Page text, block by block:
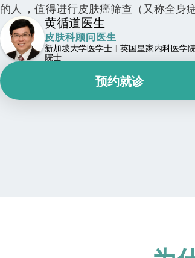
的人 ，值得进行皮肤癌筛查（又称全身
黄循道医生
皮肤科顾问医生
新加坡大学医学士 | 英国皇家内科医学
院士
预约就诊